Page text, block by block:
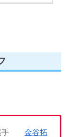
選手 金谷拓